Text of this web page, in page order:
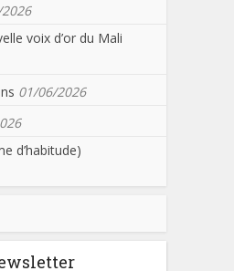
voix d’or du Mali
01/06/2026
d’habitude)